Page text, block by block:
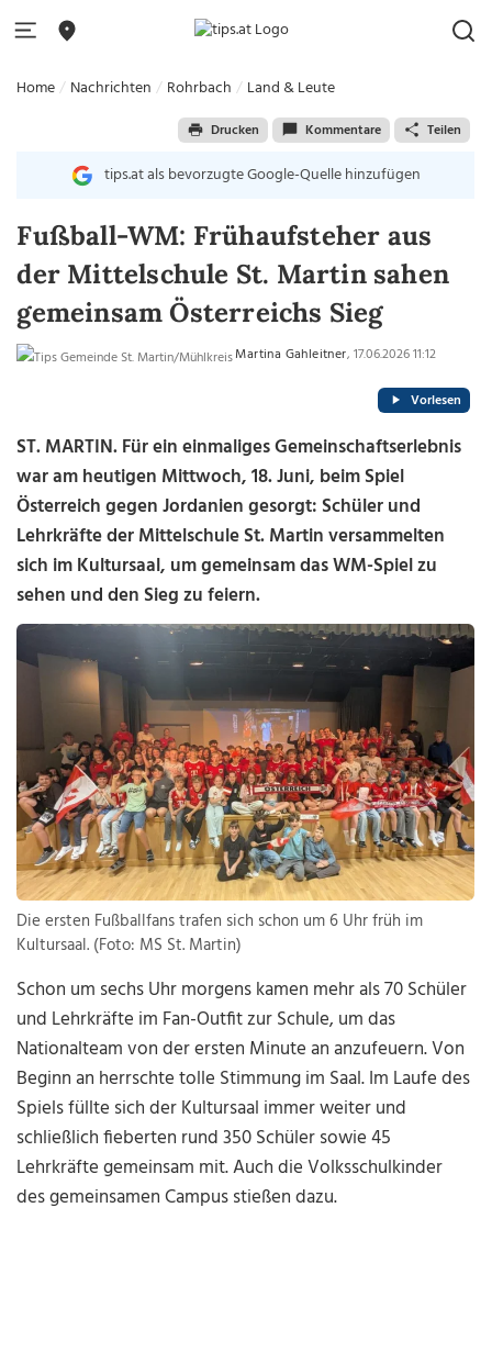
Home Nachrichten Rohrbach Land & Leute
Drucken Kommentare Teilen
tips.at als bevorzugte Google-Quelle hinzufügen
Fußball-WM: Frühaufsteher aus
der Mittelschule St. Martin sahen
gemeinsam Österreichs Sieg
Martina Gahleitner, 17.06.2026 11:12
Vorlesen
ST. MARTIN. Für ein einmaliges Gemeinschaftserlebnis
war am heutigen Mittwoch, 18. Juni, beim Spiel
Österreich gegen Jordanien gesorgt: Schüler und
Lehrkräfte der Mittelschule St. Martin versammelten
sich im Kultursaal, um gemeinsam das WM-Spiel zu
sehen und den Sieg zu feiern.
Die ersten Fußballfans trafen sich schon um 6 Uhr früh im
Kultursaal. (Foto: MS St. Martin)
Schon um sechs Uhr morgens kamen mehr als 70 Schüler
und Lehrkräfte im Fan-Outfit zur Schule, um das
Nationalteam von der ersten Minute an anzufeuern. Von
Beginn an herrschte tolle Stimmung im Saal. Im Laufe des
Spiels füllte sich der Kultursaal immer weiter und
schließlich fieberten rund 350 Schüler sowie 45
Lehrkräfte gemeinsam mit. Auch die Volksschulkinder
des gemeinsamen Campus stießen dazu.